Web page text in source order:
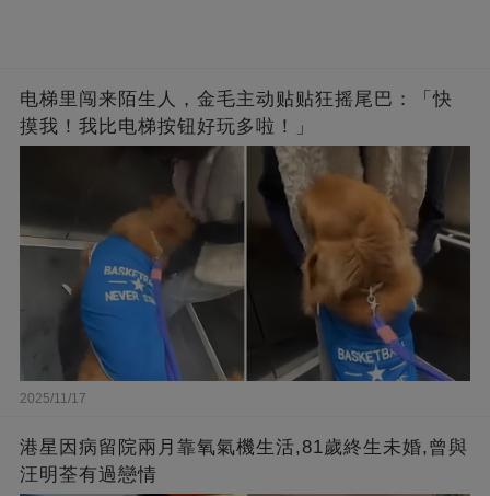
电梯里闯来陌生人，金毛主动贴贴狂摇尾巴：「快
摸我！我比电梯按钮好玩多啦！」
2025/11/17
港星因病留院兩月靠氧氣機生活,81歲終生未婚,曾與
汪明荃有過戀情